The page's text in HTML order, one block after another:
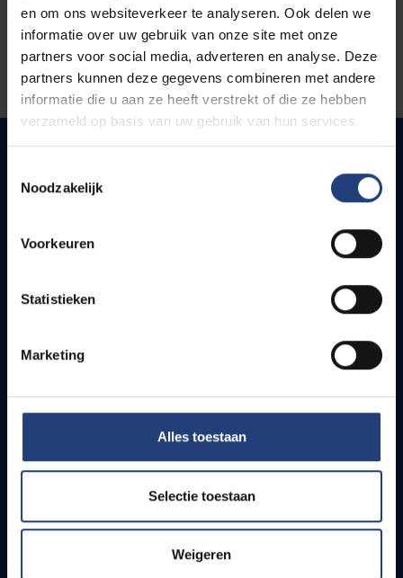
en om ons websiteverkeer te analyseren. Ook delen we
informatie over uw gebruik van onze site met onze
partners voor social media, adverteren en analyse. Deze
partners kunnen deze gegevens combineren met andere
informatie die u aan ze heeft verstrekt of die ze hebben
verzameld op basis van uw gebruik van hun services.
Noodzakelijk
Voorkeuren
Statistieken
Marketing
Alles toestaan
Selectie toestaan
Weigeren
Snel naar
Bereikbaarheid
Studenten
PhD-studenten
Leerkrachten en secundaire scholen